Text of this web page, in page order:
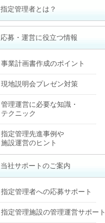
指定管理者とは？
応募・運営に役立つ情報
事業計画書作成のポイント
現地説明会プレゼン対策
管理運営に必要な知識・
テクニック
指定管理先進事例や
施設運営のヒント
当社サポートのご案内
指定管理者への応募サポート
指定管理施設の管理運営サポート